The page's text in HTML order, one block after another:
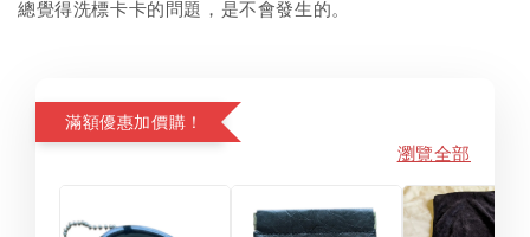
總覺得洗標卡卡的問題，是不會發生的。
滿額優惠加價購！
瀏覽全部